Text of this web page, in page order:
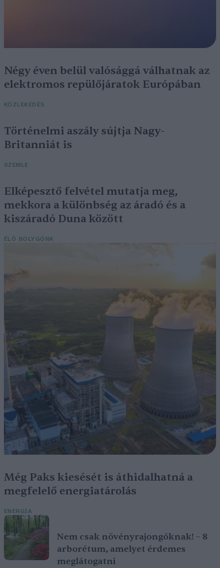
Négy éven belül valósággá válhatnak az
elektromos repülőjáratok Európában
KÖZLEKEDÉS
Történelmi aszály sújtja Nagy-
Britanniát is
SZEMLE
Elképesztő felvétel mutatja meg,
mekkora a különbség az áradó és a
kiszáradó Duna között
ÉLŐ BOLYGÓNK
Még Paks kiesését is áthidalhatná a
megfelelő energiatárolás
ENERGIA
Nem csak növényrajongóknak! – 8
arborétum, amelyet érdemes
meglátogatni